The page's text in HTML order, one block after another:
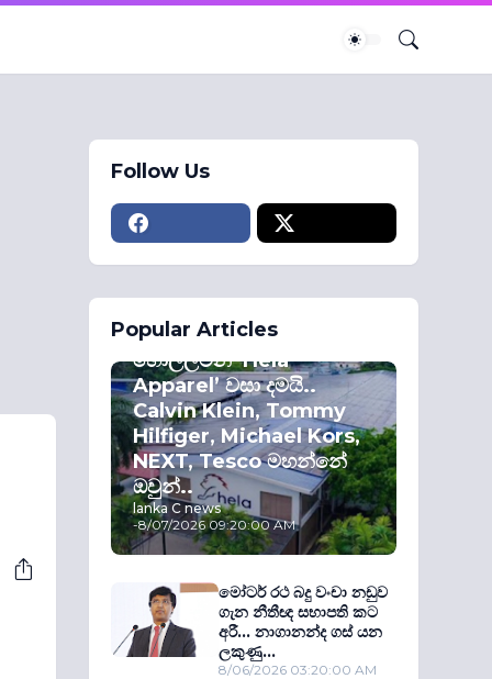
Follow Us
Popular Articles
කොළඹ කොටස්
හොල්ලමින් ‘Hela
Apparel’ වසා දමයි..
Calvin Klein, Tommy
Hilfiger, Michael Kors,
NEXT, Tesco මහන්නේ
ඔවුන්..
lanka C news
-8/07/2026 09:20:00 AM
මෝටර් රථ බදු වංචා නඩුව
ගැන නීතීඥ සභාපති කට
අරී... නාගානන්ද ගස් යන
ලකුණු...
8/06/2026 03:20:00 AM